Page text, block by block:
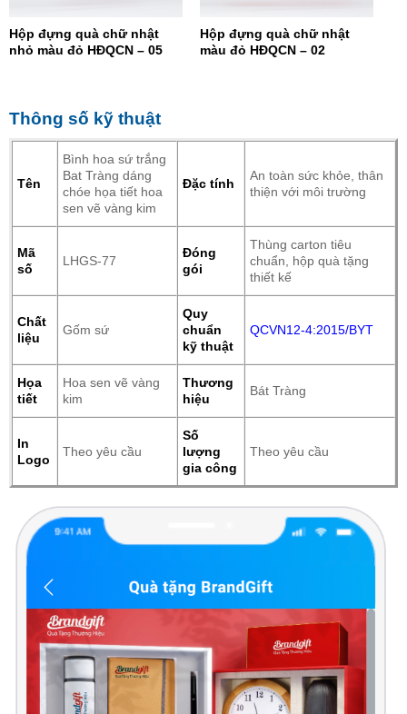
Hộp đựng quà chữ nhật
nhỏ màu đỏ HĐQCN – 05
Hộp đựng quà chữ nhật
màu đỏ HĐQCN – 02
Thông số kỹ thuật
Tên
Bình hoa sứ trắng
Bat Tràng dáng
chóe họa tiết hoa
sen vẽ vàng kim
Đặc tính
An toàn sức khỏe, thân
thiện với môi trường
Mã
số
LHGS-77
Đóng
gói
Thùng carton tiêu
chuẩn, hộp quà tặng
thiết kế
Chất
liệu
Gốm sứ
Quy
chuẩn
kỹ thuật
QCVN12-4:2015/BYT
Họa
tiết
Hoa sen vẽ vàng
kim
Thương
hiệu
Bát Tràng
In
Logo
Theo yêu cầu
Số
lượng
gia công
Theo yêu cầu